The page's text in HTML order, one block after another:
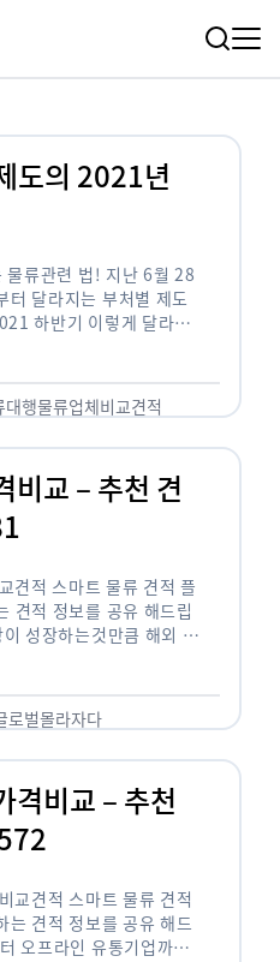
도의 2021년
류관련 법! 지난 6월 28
터 달라지는 부처별 제도
하반기 이렇게 달라집
대행물류업체비교견적
비교 – 추천 견
견적 스마트 물류 견적 플
견적 정보를 공유 해드립
성장하는것만큼 해외 글
로벌몰라자다
격비교 – 추천
교견적 스마트 물류 견적
는 견적 정보를 공유 해드
오프라인 유통기업까지